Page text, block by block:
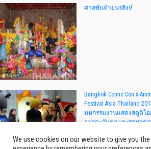
ศาลพันท้ายนรสิงห์
Bangkok Comic Con x
Festival Asia Thailand
มหกรรมงานแสดงสตูดิโ
จากตะวันตกและสุดยอดอ
We use cookies on our website to give you